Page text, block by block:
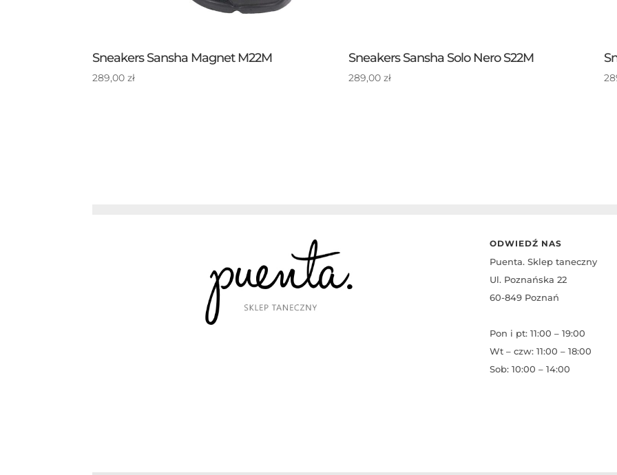
Sneakers Sansha Magnet M22M
289,00zł
Sneakers Sansha Solo Nero S22M
289,00 zł
ODWIEDŹ NAS
Puenta. Sklep taneczny
Ul. Poznańska 22
60-849 Poznań
Pon i pt: 11:00 – 19:00
Wt – czw: 11:00 – 18:00
Sob: 10:00 – 14:00